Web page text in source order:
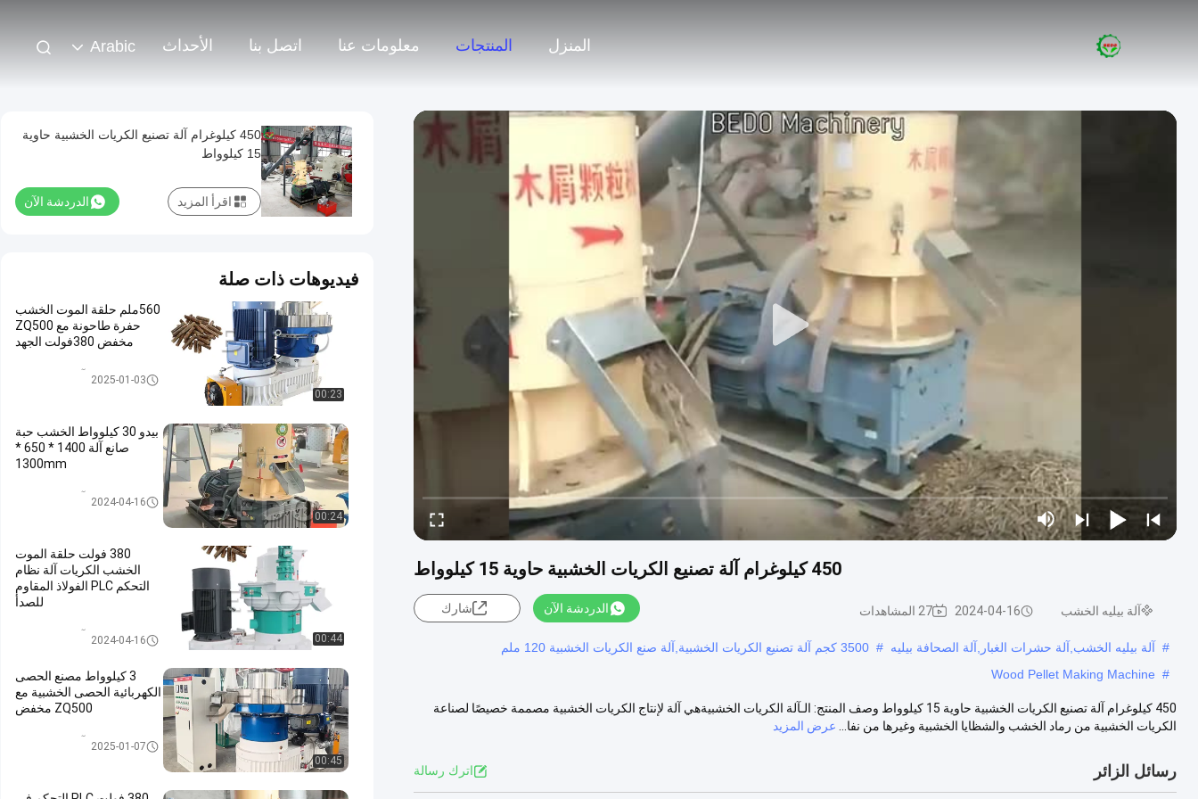
المنزل المنتجات معلومات عنا اتصل بنا الأحداث Arabic
450 كيلوغرام آلة تصنيع الكريات الخشبية حاوية 15 كيلوواط
آلة بيليه الخشب 2024-04-16 27 المشاهدات الدردشة الآن شارك
# آلة بيليه الخشب,آلة حشرات الغبار,آلة الصحافة بيليه # 3500 كجم آلة تصنيع الكريات الخشبية,آلة صنع الكريات الخشبية 120 ملم
#
Wood Pellet Making Machine
450 كيلوغرام آلة تصنيع الكريات الخشبية حاوية 15 كيلوواط وصف المنتج: الـآلة الكريات الخشبيةهي آلة لإنتاج الكريات الخشبية مصممة خصيصًا لصناعة
الكريات الخشبية من رماد الخشب والشظايا الخشبية وغيرها من نفا...
عرض المزيد
رسائل الزائر اترك رسالة
450 كيلوغرام آلة تصنيع الكريات الخشبية حاوية
15 كيلوواط
الدردشة الآن اقرأ المزيد
فيديوهات ذات صلة
00:23
560ملم حلقة الموت الخشب
حفرة طاحونة مع ZQ500
مخفض 380فولت الجهد
2025-01-03
00:24
بيدو 30 كيلوواط الخشب حبة
صانع آلة 1400 * 650 *
1300mm
2024-04-16
00:44
380 فولت حلقة الموت
الخشب الكريات آلة نظام
التحكم PLC الفولاذ المقاوم
للصدأ
2024-04-16
00:45
3 كيلوواط مصنع الحصى
الكهربائية الحصى الخشبية مع
ZQ500 مخفض
2025-01-07